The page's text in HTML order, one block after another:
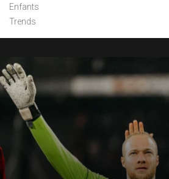
Enfants
Trends